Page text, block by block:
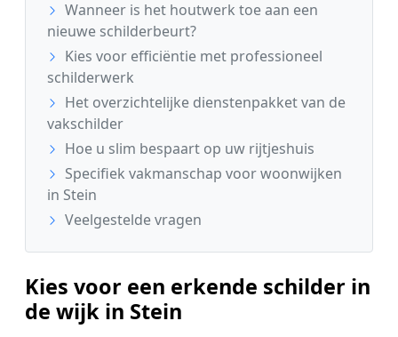
Wanneer is het houtwerk toe aan een
nieuwe schilderbeurt?
Kies voor efficiëntie met professioneel
schilderwerk
Het overzichtelijke dienstenpakket van de
vakschilder
Hoe u slim bespaart op uw rijtjeshuis
Specifiek vakmanschap voor woonwijken
in Stein
Veelgestelde vragen
Kies voor een erkende schilder in
de wijk in Stein